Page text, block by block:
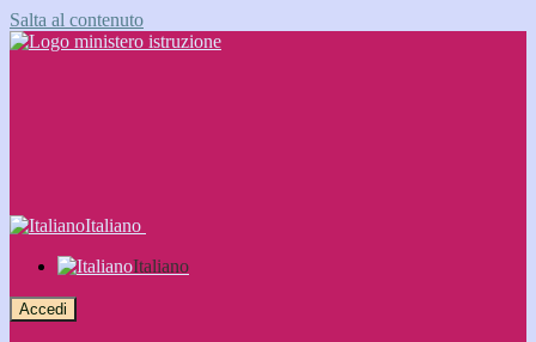
Salta al contenuto
Italiano
Italiano
Accedi